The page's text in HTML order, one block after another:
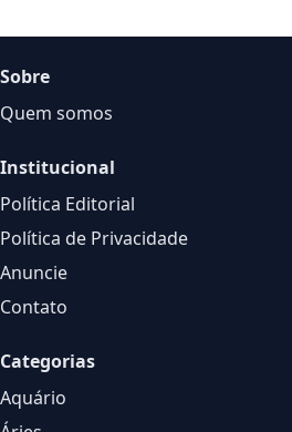
Sobre
Quem somos
Institucional
Política Editorial
Política de Privacidade
Anuncie
Contato
Categorias
Aquário